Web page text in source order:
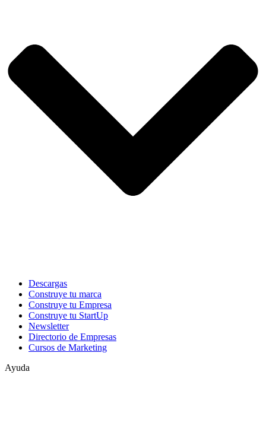
Descargas
Construye tu marca
Construye tu Empresa
Construye tu StartUp
Newsletter
Directorio de Empresas
Cursos de Marketing
Ayuda